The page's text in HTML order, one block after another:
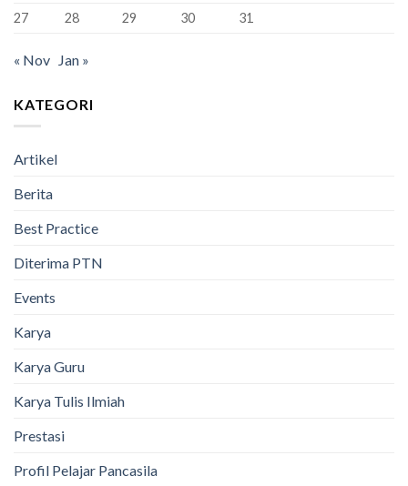
27
28 29 30 31
« Nov Jan »
KATEGORI
Artikel
Berita
Best Practice
Diterima PTN
Events
Karya
Karya Guru
Karya Tulis Ilmiah
Prestasi
Profil Pelajar Pancasila